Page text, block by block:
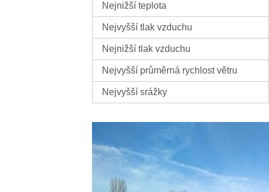
Nejnižší teplota
Nejvyšší tlak vzduchu
Nejnižší tlak vzduchu
Nejvyšší průměrná rychlost větru
Nejvyšší srážky